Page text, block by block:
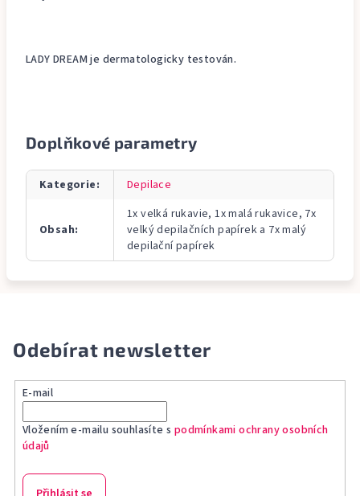
LADY DREAM je dermatologicky testován.
Doplňkové parametry
Kategorie: Depilace
Obsah:
1x velká rukavie, 1x malá rukavice, 7x
velký depilačních papírek a 7x malý
depilační papírek
Odebírat newsletter
E-mail
Vložením e-mailu souhlasíte s podmínkami ochrany osobních
údajů